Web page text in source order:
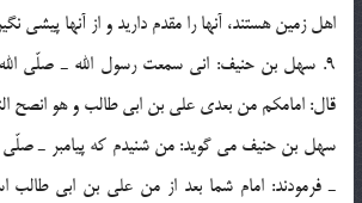
اهل زمين هستند، آنها را مقدم داريد و از آنها پيشي
9. سهل بن حنيف: انى سمعت رسول الله ـ صلّي
قال: امامكم من بعدى علي بن ابى طالب و هو انصح
سهل بن حنيف مي گويد: من شنيدم كه پيامبر ـ صلّي
ـ فرمودند: امام شما بعد از من علي بن ابي